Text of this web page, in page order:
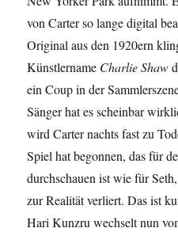
von Carter so lange digital
Original aus den 1920ern
Künstlername Charlie Shaw
ein Coup in der
Sänger hat es scheinbar
wird Carter nachts fast zu
Spiel hat begonnen, das für
durchschauen ist wie für
zur Realität verliert. Das ist
Hari Kunzru wechselt nun